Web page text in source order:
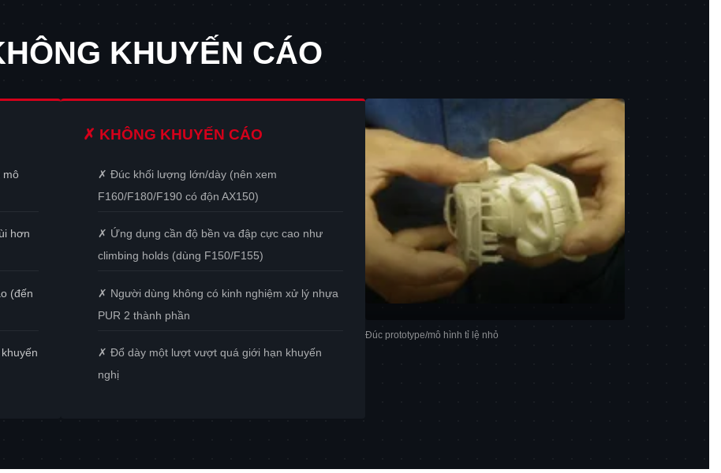
KHUYẾN CÁO
mô
hơn
(đến
✗ KHÔNG KHUYẾN CÁO
✗ Đúc khối lượng lớn/dày (nên xem
F160/F180/F190 có độn AX150)
✗ Ứng dụng cần độ bền va đập cực cao như
climbing holds (dùng F150/F155)
✗ Người dùng không có kinh nghiệm xử lý nhựa
PUR 2 thành phần
✗ Đổ dày một lượt vượt quá giới hạn khuyến
nghị
Đúc prototype/mô hình tỉ lệ nhỏ